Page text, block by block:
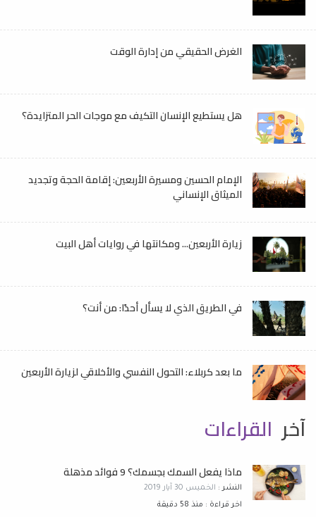
الغرض الحقيقي من إدارة الوقت
هل يستطيع الإنسان التكيف مع موجات الحر المتزايدة؟
الإمام الحسين ومسيرة الأربعين: إقامة الحجة وتجديد
الميثاق الإنساني
زيارة الأربعين... ومكانتها في روايات أهل البيت
في الطريق الذي لا يسأل أحدًا: من أنت؟
ما بعد كربلاء: التحول النفسي والأخلاقي لزيارة الأربعين
آخر القراءات
ماذا يفعل السمك بجسمك؟ 9 فوائد مذهلة
النشر : الخميس 30 آيار 2019
اخر قراءة : منذ 58 دقيقة